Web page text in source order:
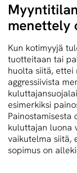
me­net­te­ly
Kun kotimyyjä
tuotteitaan tai
huolta siitä, ettei
aggressiivista
esimerkiksi
Painostamisesta
kuluttajan luona
vaikutelma siitä,
sopimus on